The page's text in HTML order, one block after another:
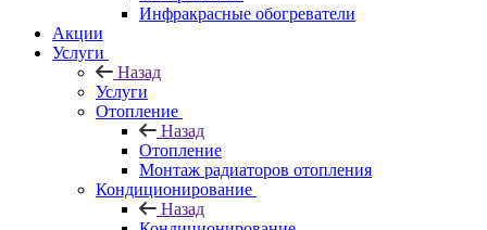
Инфракрасные обогреватели
Акции
Услуги
Назад
Услуги
Отопление
Назад
Отопление
Монтаж радиаторов отопления
Кондиционирование
Назад